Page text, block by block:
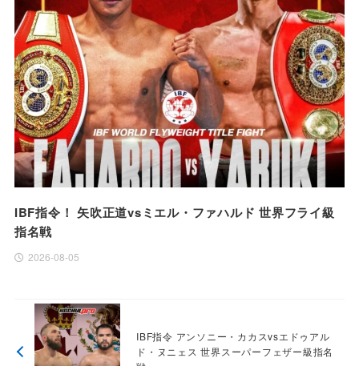
IBF指令！ 矢吹正道vsミエル・ファハルド 世界フライ級
指名戦
2026-08-05
IBF指令 アンソニー・カカスvsエドゥアル
ド・ヌニェス 世界スーパーフェザー級指名